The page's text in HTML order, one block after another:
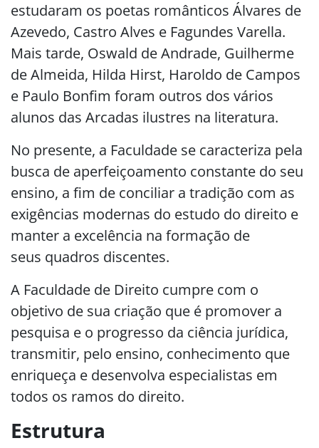
estudaram os poetas românticos Álvares de
Azevedo, Castro Alves e Fagundes Varella.
Mais tarde, Oswald de Andrade, Guilherme
de Almeida, Hilda Hirst, Haroldo de Campos
e Paulo Bonfim foram outros dos vários
alunos das Arcadas ilustres na literatura.
No presente, a Faculdade se caracteriza pela
busca de aperfeiçoamento constante do seu
ensino, a fim de conciliar a tradição com as
exigências modernas do estudo do direito e
manter a excelência na formação de
seus quadros discentes.
A Faculdade de Direito cumpre com o
objetivo de sua criação que é promover a
pesquisa e o progresso da ciência jurídica,
transmitir, pelo ensino, conhecimento que
enriqueça e desenvolva especialistas em
todos os ramos do direito.
Estrutura